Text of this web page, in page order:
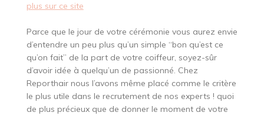
plus sur ce site
Parce que le jour de votre cérémonie vous aurez envie
d’entendre un peu plus qu’un simple “bon qu’est ce
qu’on fait” de la part de votre coiffeur, soyez-sûr
d’avoir idée à quelqu’un de passionné. Chez
Reporthair nous l’avons même placé comme le critère
le plus utile dans le recrutement de nos experts ! quoi
de plus précieux que de donner le moment de votre